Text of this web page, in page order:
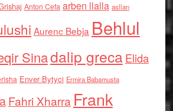
Anton Cefa arben llalla asllan
Aurenc Bebja Behlul
Sinadalip grecaElida
Enver Bytyci Ermira Babamusta
Fahri Xharra Frank